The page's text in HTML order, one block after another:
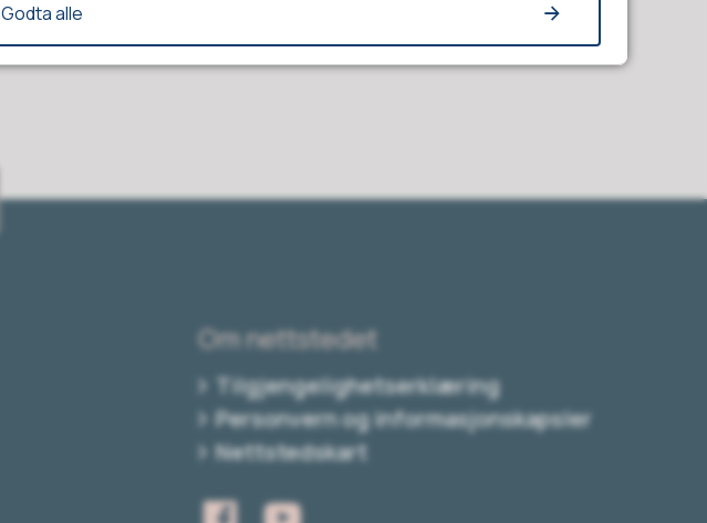
Om nettstedet
Tilgjengelighetserklæring
Personvern og informasjonskapsler
Nettstedskart
Godta alle